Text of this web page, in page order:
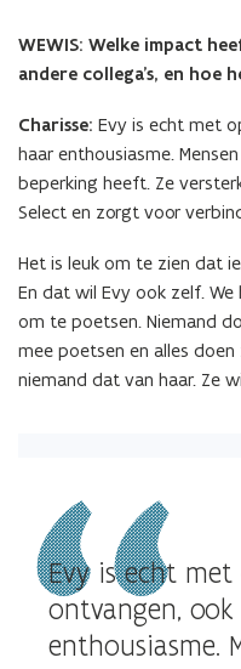
afbeelding
voor
een
vergrote
weergave)
WEWIS: Welke impact
andere collega’s, en hoe
Charisse: Evy is echt met
haar enthousiasme.
beperking heeft. Ze
Select en zorgt voor
Het is leuk om te zien dat
En dat wil Evy ook zelf.
om te poetsen. Niemand
mee poetsen en alles
niemand dat van haar. Ze
Evy is echt
ontvangen,
enthousiasme.